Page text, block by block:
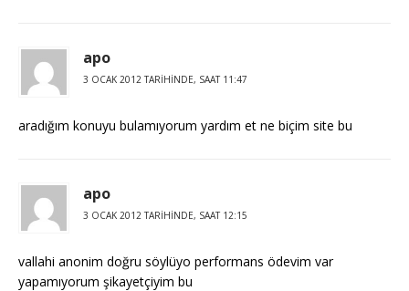
apo
3 OCAK 2012 TARIHINDE, SAAT 11:47
aradığım konuyu bulamıyorum yardım et ne biçim site bu
apo
3 OCAK 2012 TARIHINDE, SAAT 12:15
vallahi anonim doğru söylüyo performans ödevim var
yapamıyorum şikayetçiyim bu